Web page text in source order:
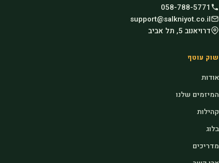
058-788-5771
support@salkniyot.co.il
דרויאנוב 5, תל אביב
שוק עוטף
אודות
המיזמים שלנו
קהילות
בלוג
מדריכים